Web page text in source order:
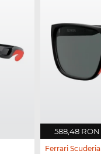
588,48 RON
Ferrari Scuderia